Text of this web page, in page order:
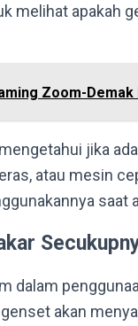
melihat apakah
Zoom-Demak
jika
atau mesin
saat
dalam
akan